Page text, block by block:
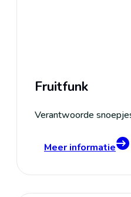
Fruitfunk
Verantwoorde
Meer informatie